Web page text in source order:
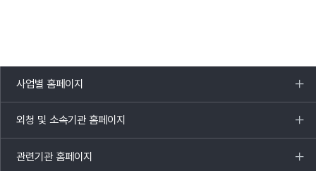
사업별 홈페이지
목록
열기
외청 및 소속기관 홈페이지
목록
열기
관련기관 홈페이지
목록